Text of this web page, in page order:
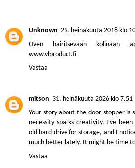
Unknown 29. heinäkuuta 2018 klo
Oven häiritsevään kolinaan
www.vlproduct.fi
Vastaa
mitson 31. heinäkuuta 2026 klo 7.51
Your story about the door stopper is
necessity sparks creativity. I've
old hard drive for storage, and I
much better lately. It might be time
Vastaa